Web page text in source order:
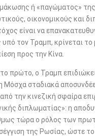
ή «παγώματος»
οικονομικούς και
είναι να
τον Τραμπ, κρίνεται
προς την Κίνα.
πρώτο, ο Τραμπ
σταδιακά
την κινεζική σφαίρα
διπλωματίας»: η
τώρα ο ρόλος των
της Ρωσίας, ώστε